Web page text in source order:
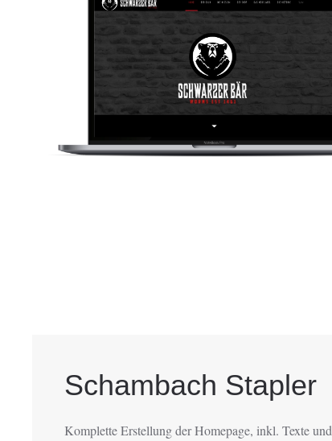
Schambach Stapler
Komplette Erstellung der Homepage, inkl. Texte und